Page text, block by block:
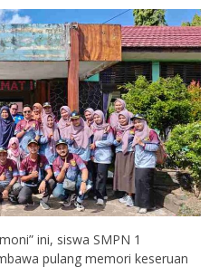
ini, siswa SMPN 1
pulang memori keseruan